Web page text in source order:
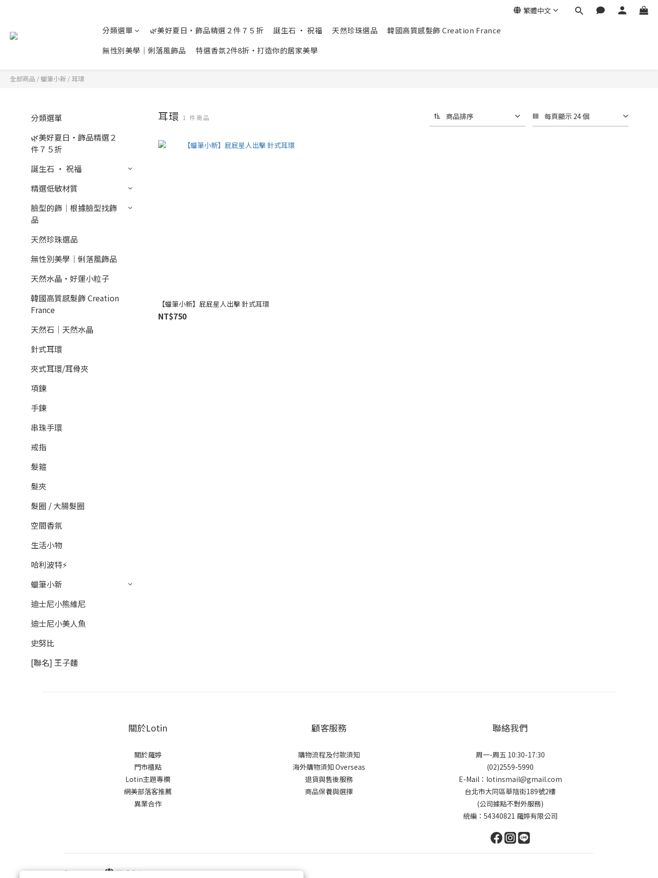
繁體中文
分類選單 🌿美好夏日‧飾品精選２件７５折 誕生石 ‧ 祝福 天然珍珠選品
韓國高質感髮飾 Creation France
無性別美學│俐落風飾品
特選香氛2件8折‧打造你的居家美學
全部商品 /蠟筆小新 /耳環
分類選單
🌿美好夏日‧飾品精選２
件７５折
誕生石 ‧ 祝福
精選低敏材質
臉型的飾│根據臉型找飾
品
天然珍珠選品
無性別美學│俐落風飾品
天然水晶‧好運小粒子
韓國高質感髮飾 Creation
France
天然石│天然水晶
針式耳環
夾式耳環/耳骨夾
項鍊
手鍊
串珠手環
戒指
髮箍
髮夾
髮圈 / 大腸髮圈
空間香氛
生活小物
哈利波特⚡
蠟筆小新
迪士尼小熊維尼
迪士尼小美人魚
史努比
[聯名] 王子麵
耳環 1 件商品 商品排序 每頁顯示 24 個
【蠟筆小新】屁屁星人出擊 針式耳環
NT$750
關於Lotin
關於羅婷
門市櫃點
Lotin主題專欄
網美部落客推薦
異業合作
顧客服務
購物流程及付款須知
海外購物須知 Overseas
退貨與售後服務
商品保養與選擇
聯絡我們
周一-周五 10:30-17:30
(02)2559-5990
E-Mail：lotinsmail@gmail.com
台北市大同區華陰街189號2樓
(公司據點不對外服務)
統編：54340821 羅婷有限公司
$TWD 繁體中文